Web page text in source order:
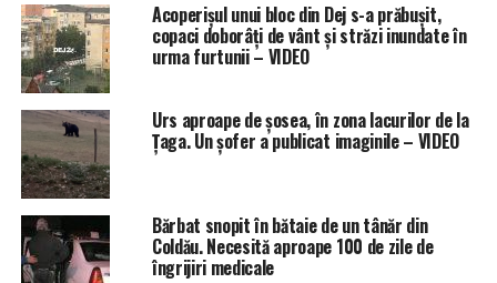
Acoperișul unui bloc din Dej s-a prăbușit,
copaci doborâți de vânt și străzi inundate în
urma furtunii – VIDEO
Urs aproape de șosea, în zona lacurilor de la
Țaga. Un șofer a publicat imaginile – VIDEO
Bărbat snopit în bătaie de un tânăr din
Coldău. Necesită aproape 100 de zile de
îngrijiri medicale